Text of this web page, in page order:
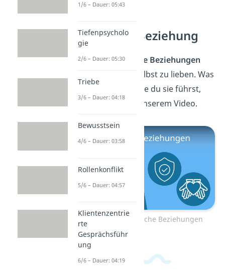
Platonische Beziehung
Gesundeplatonische Beziehungen
helfen dabei, dich selbst zu lieben. Was
genau das ist und wie du sie führst,
erfährst du
in unserem Video.
Zum Video: Platonische Beziehungen
1/6 – Dauer: 05:43
Tiefenpsycholo
gie
2/6 – Dauer: 05:30
Triebe
3/6 – Dauer: 04:18
Bewusstsein
4/6 – Dauer: 03:58
Rollenkonflikt
5/6 – Dauer: 04:57
Klientenzentrie
rte
Gesprächsführ
ung
6/6 – Dauer: 04:19